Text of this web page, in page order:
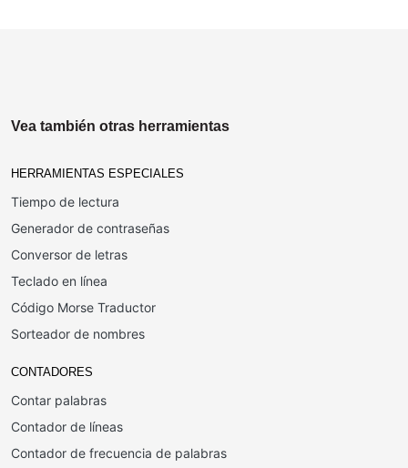
Vea también otras herramientas
HERRAMIENTAS ESPECIALES
Tiempo de lectura
Generador de contraseñas
Conversor de letras
Teclado en línea
Código Morse Traductor
Sorteador de nombres
CONTADORES
Contar palabras
Contador de líneas
Contador de frecuencia de palabras